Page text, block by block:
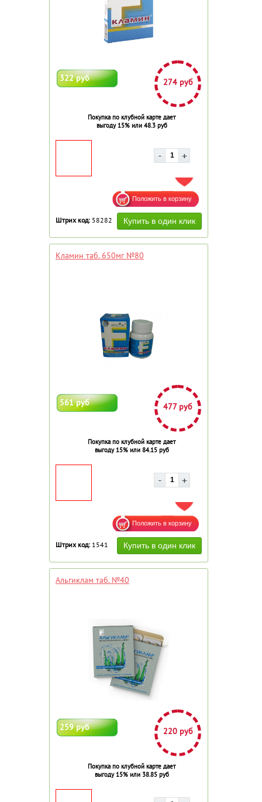
322 руб 274 руб
Покупка по клубной карте дает
выгоду 15% или 48.3 руб
ДОБАВИТЬ В ИЗБРАННОЕ
Штрих код: 58282
Кламин таб. 650мг №80
561 руб 477 руб
Покупка по клубной карте дает
выгоду 15% или 84.15 руб
ДОБАВИТЬ В ИЗБРАННОЕ
Штрих код: 1541
Альгиклам таб. №40
259 руб 220 руб
Покупка по клубной карте дает
выгоду 15% или 38.85 руб